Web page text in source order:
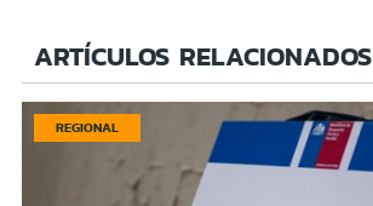
ARTÍCULOS RELACIONADOS
REGIONAL